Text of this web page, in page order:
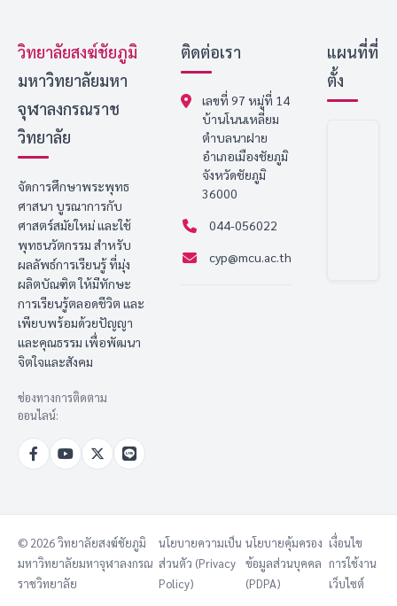
วิทยาลัยสงฆ์ชัยภูมิ
มหาวิทยาลัยมหา
จุฬาลงกรณราช
วิทยาลัย
จัดการศึกษาพระพุทธ
ศาสนา บูรณาการกับ
ศาสตร์สมัยใหม่ และใช้
พุทธนวัตกรรม สำหรับ
ผลลัพธ์การเรียนรู้ ที่มุ่ง
ผลิตบัณฑิต ให้มีทักษะ
การเรียนรู้ตลอดชีวิต และ
เพียบพร้อมด้วยปัญญา
และคุณธรรม เพื่อพัฒนา
จิตใจและสังคม
ช่องทางการติดตาม
ออนไลน์:
ติดต่อเรา
เลขที่ 97 หมู่ที่ 14
บ้านโนนเหลี่ยม
ตำบลนาฝาย
อำเภอเมืองชัยภูมิ
จังหวัดชัยภูมิ
36000
044-056022
cyp@mcu.ac.th
แผนที่ที่
ตั้ง
© 2026 วิทยาลัยสงฆ์ชัยภูมิ
มหาวิทยาลัยมหาจุฬาลงกรณ
ราชวิทยาลัย
นโยบายความเป็น
ส่วนตัว (Privacy
Policy)
นโยบายคุ้มครอง
ข้อมูลส่วนบุคคล
(PDPA)
เงื่อนไข
การใช้งาน
เว็บไซต์